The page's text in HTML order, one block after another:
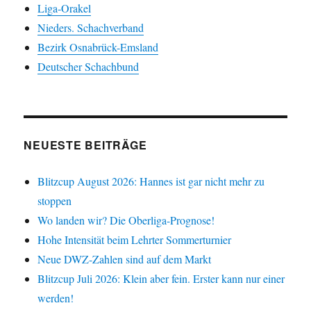
Liga-Orakel
Nieders. Schachverband
Bezirk Osnabrück-Emsland
Deutscher Schachbund
NEUESTE BEITRÄGE
Blitzcup August 2026: Hannes ist gar nicht mehr zu
stoppen
Wo landen wir? Die Oberliga-Prognose!
Hohe Intensität beim Lehrter Sommerturnier
Neue DWZ-Zahlen sind auf dem Markt
Blitzcup Juli 2026: Klein aber fein. Erster kann nur einer
werden!